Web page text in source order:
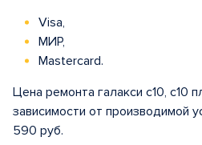
Visa,
МИР,
Mastercard.
Цена ремонта галакси с10, с10
зависимости от производимой
590 руб.